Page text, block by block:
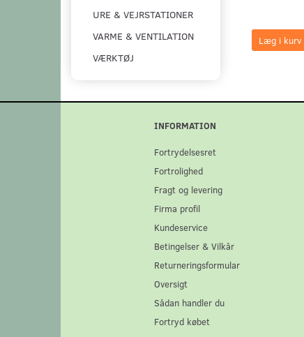
URE & VEJRSTATIONER
VARME & VENTILATION
VÆRKTØJ
Læg i kurv
INFORMATION
Fortrydelsesret
Fortrolighed
Fragt og levering
Firma profil
Kundeservice
Betingelser & Vilkår
Returneringsformular
Oversigt
Sådan handler du
Fortryd købet